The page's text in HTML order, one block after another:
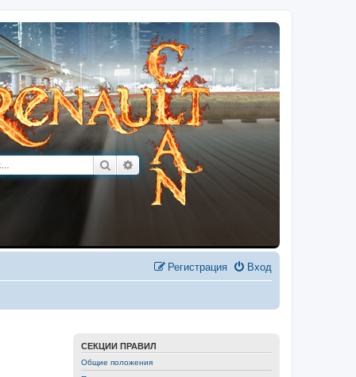
Поиск Расширенный поиск
Вход
Регистрация
СЕКЦИИ ПРАВИЛ
Общие положения